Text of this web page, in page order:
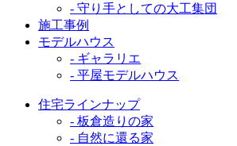
- 守り手としての大工集団
施工事例
モデルハウス
- ギャラリエ
- 平屋モデルハウス
住宅ラインナップ
- 板倉造りの家
- 自然に還る家